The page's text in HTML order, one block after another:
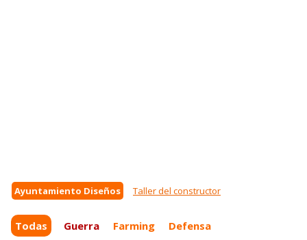
Ayuntamiento Diseños Taller del constructor
Todas Guerra Farming Defensa